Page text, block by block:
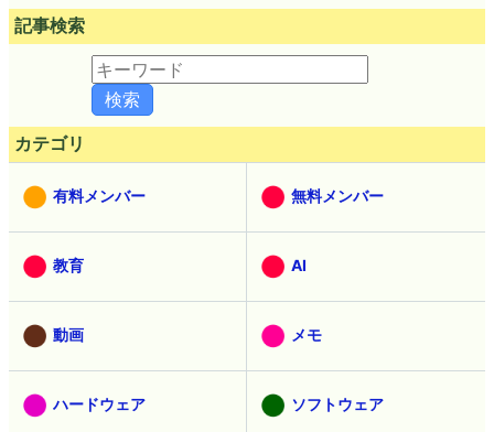
記事検索
カテゴリ
有料メンバー 無料メンバー
教育 AI
動画 メモ
ハードウェア ソフトウェア